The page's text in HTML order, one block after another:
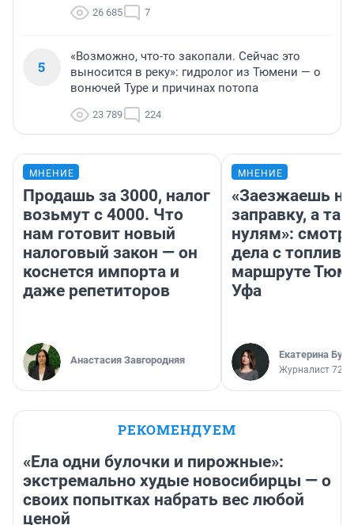
26 685 7
5
«Возможно, что-то закопали. Сейчас это
выносится в реку»: гидролог из Тюмени — о
вонючей Туре и причинах потопа
23 789 224
МНЕНИЕ
Продашь за 3000, налог
возьмут с 4000. Что
нам готовит новый
налоговый закон — он
коснется импорта и
даже репетиторов
Анастасия Завгородняя
МНЕНИЕ
«Заезжаешь на
заправку, а
нулям»:
дела с
маршруте
Уфа
Екатерина
Журналист
РЕКОМЕНДУЕМ
«Ела одни булочки и пирожные»:
экстремально худые новосибирцы — о
своих попытках набрать вес любой
ценой